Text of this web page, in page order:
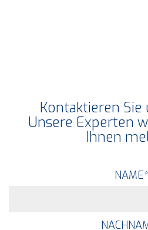
Kontaktieren Sie
Unsere Experten
Ihnen
NAME*